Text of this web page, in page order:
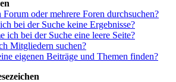
oder mehrere Foren durchsuchen?
bei der Suche keine Ergebnisse?
ich bei der Suche eine leere Seite?
Mitgliedern suchen?
eigenen Beiträge und Themen finden?